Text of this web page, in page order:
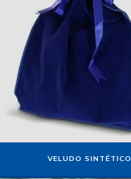
papel camurça
papel crepom
de seda
veludo
bobinas de papéis
VELUDO SINTÉTICO